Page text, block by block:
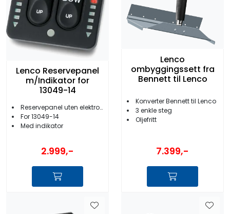
Lenco Reservepanel
m/Indikator for
13049-14
Reservepanel uten elektronikk
For 13049-14
Med indikator
2.999,-
Lenco
ombyggingssett fra
Bennett til Lenco
Konverter Bennett til Lenco
3 enkle steg
Oljefritt
7.399,-